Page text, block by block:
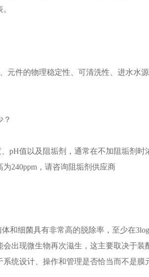
件的物理稳定性、可清洗性、进水水
？
值以及阻垢剂，通常在不加阻垢剂时
240ppm，请咨询阻垢剂供应商
细菌具有非常高的脱除率，至少在
出现微生物再次滋生，这主要取决于
统设计、操作和管理是否恰当而不是膜